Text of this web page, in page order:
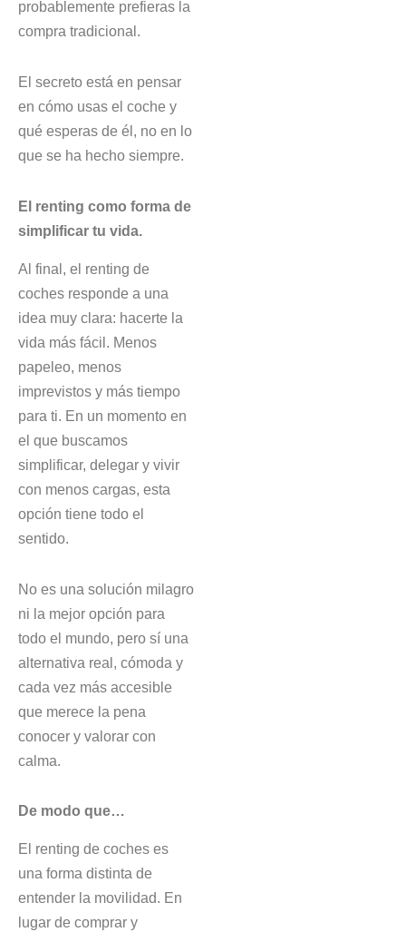
probablemente prefieras la
compra tradicional.
El secreto está en pensar
en cómo usas el coche y
qué esperas de él, no en lo
que se ha hecho siempre.
El renting como forma de
simplificar tu vida.
Al final, el renting de
coches responde a una
idea muy clara: hacerte la
vida más fácil. Menos
papeleo, menos
imprevistos y más tiempo
para ti. En un momento en
el que buscamos
simplificar, delegar y vivir
con menos cargas, esta
opción tiene todo el
sentido.
No es una solución milagro
ni la mejor opción para
todo el mundo, pero sí una
alternativa real, cómoda y
cada vez más accesible
que merece la pena
conocer y valorar con
calma.
De modo que…
El renting de coches es
una forma distinta de
entender la movilidad. En
lugar de comprar y